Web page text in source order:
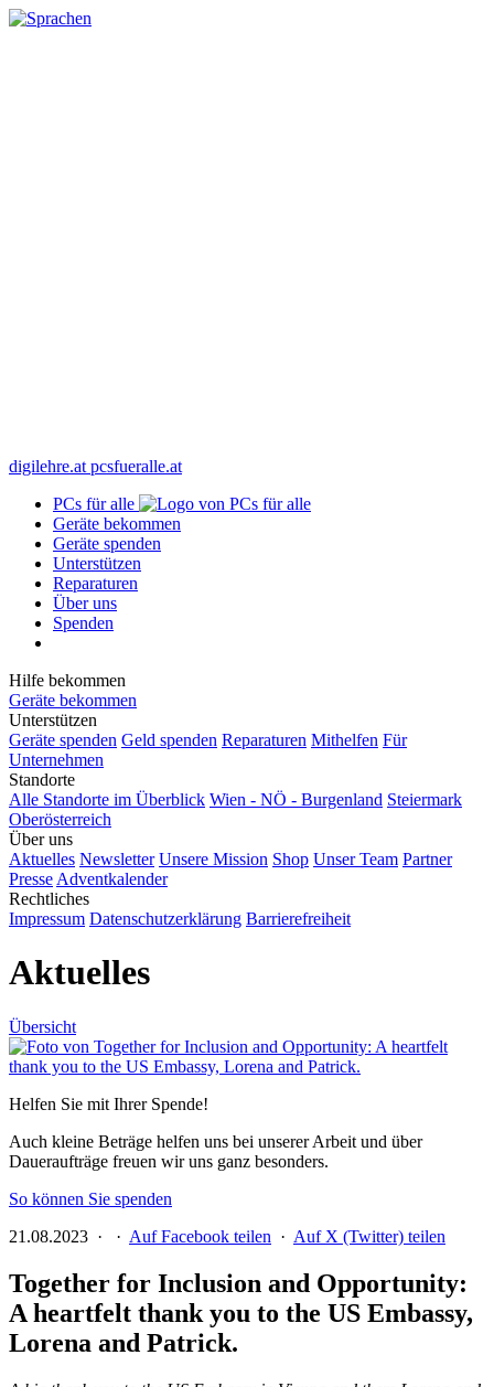
digilehre.at pcsfueralle.at
PCs für alle
Geräte bekommen
Geräte spenden
Unterstützen
Reparaturen
Über uns
Spenden
Hilfe bekommen
Geräte bekommen
Unterstützen
Geräte spenden Geld spenden Reparaturen Mithelfen Für
Unternehmen
Standorte
Alle Standorte im Überblick Wien - NÖ - Burgenland Steiermark
Oberösterreich
Über uns
Aktuelles Newsletter Unsere Mission Shop Unser Team Partner
Presse Adventkalender
Rechtliches
Impressum Datenschutzerklärung Barrierefreiheit
Aktuelles
Übersicht
Helfen Sie mit Ihrer Spende!
Auch kleine Beträge helfen uns bei unserer Arbeit und über
Daueraufträge freuen wir uns ganz besonders.
So können Sie spenden
21.08.2023 ·
· Auf Facebook teilen · Auf X (Twitter) teilen
Together for Inclusion and Opportunity:
A heartfelt thank you to the US Embassy,
Lorena and Patrick.